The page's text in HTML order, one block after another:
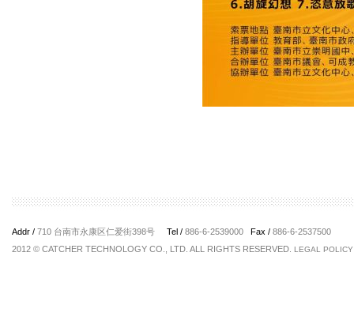
Addr / 710 台南市永康区仁爱街398号 Tel / 886-6-2539000 Fax / 886-6-2537500
2012 © CATCHER TECHNOLOGY CO., LTD. ALL RIGHTS RESERVED.
LEGAL POLICY